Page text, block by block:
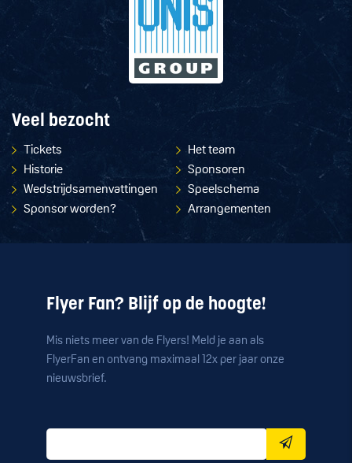
Veel bezocht
Tickets
Het team
Historie
Sponsoren
Wedstrijdsamenvattingen
Speelschema
Sponsor worden?
Arrangementen
Flyer Fan? Blijf op de hoogte!
Mis niets meer van de Flyers! Meld je aan als
FlyerFan en ontvang maximaal 12x per jaar onze
nieuwsbrief.